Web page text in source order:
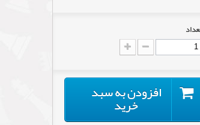
افزودن به سبد
خرید